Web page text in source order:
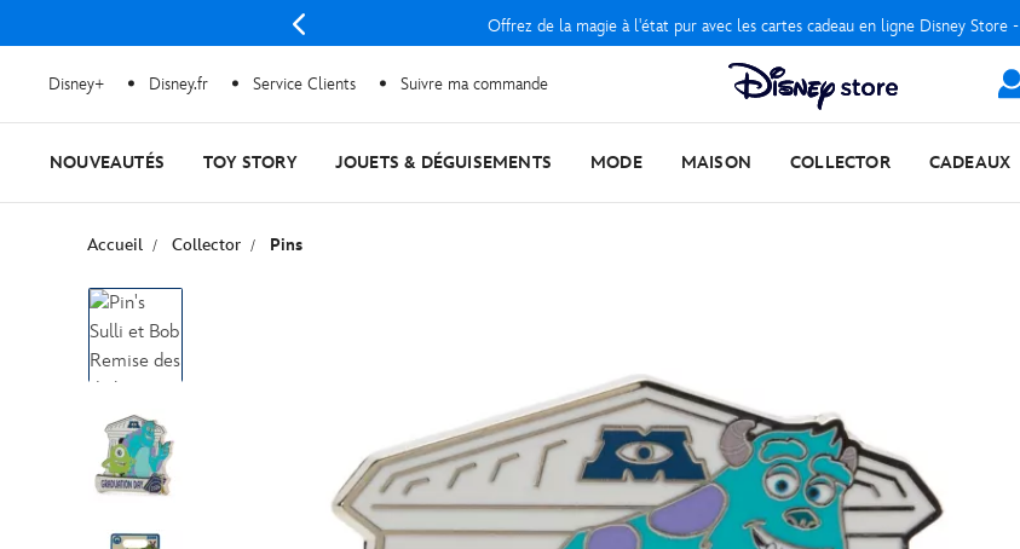
Offrez de la magie à l'état pur avec les cartes cadeau en ligne Disney Store -
Disney+ Disney.fr Service Clients Suivre ma commande
NOUVEAUTÉS TOY STORY JOUETS & DÉGUISEMENTS MODE MAISON COLLECTOR CADEAUX
Accueil Collector Pins